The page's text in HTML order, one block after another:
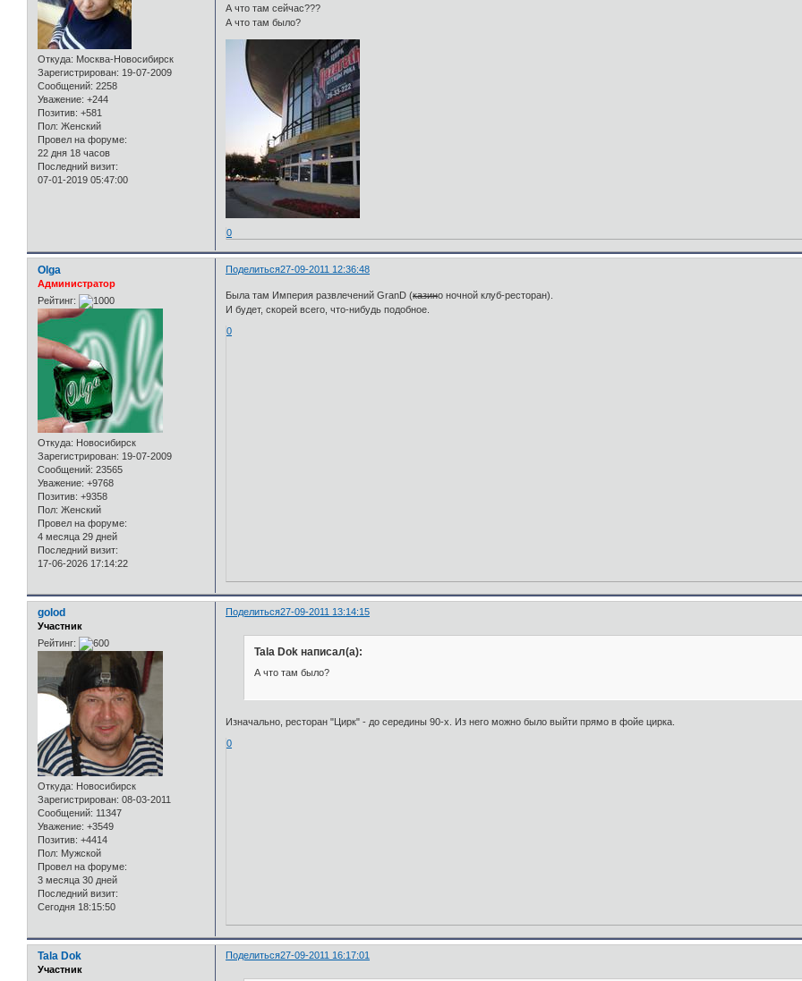
Откуда: Москва-Новосибирск
Зарегистрирован: 19-07-2009
Сообщений: 2258
Уважение: +244
Позитив: +581
Пол: Женский
Провел на форуме:
22 дня 18 часов
Последний визит:
07-01-2019 05:47:00
А что там сейчас???
А что там было?
0
Поделиться27-09-2011 12:36:48
Olga
Администратор
Рейтинг:
Откуда: Новосибирск
Зарегистрирован: 19-07-2009
Сообщений: 23565
Уважение: +9768
Позитив: +9358
Пол: Женский
Провел на форуме:
4 месяца 29 дней
Последний визит:
17-06-2026 17:14:22
Была там Империя развлечений GranD (казино ночной клуб-ресторан).
И будет, скорей всего, что-нибудь подобное.
0
Поделиться27-09-2011 13:14:15
golod
Участник
Рейтинг:
Откуда: Новосибирск
Зарегистрирован: 08-03-2011
Сообщений: 11347
Уважение: +3549
Позитив: +4414
Пол: Мужской
Провел на форуме:
3 месяца 30 дней
Последний визит:
Сегодня 18:15:50
Tala Dok написал(а):
А что там было?
Изначально, ресторан "Цирк" - до середины 90-х. Из него можно было выйти прямо в фойе цирка.
0
Поделиться27-09-2011 16:17:01
Tala Dok
Участник